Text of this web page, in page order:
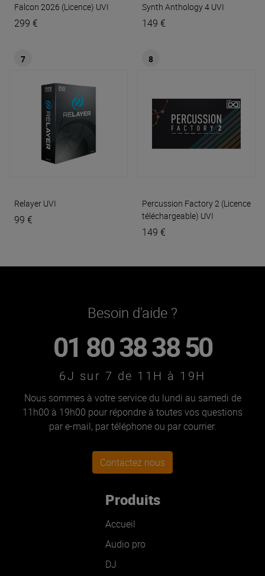
Falcon 2026 (Licence) UVI
299 €
Synth Anthology 4 UVI
149 €
7
Relayer UVI
99 €
8
Percussion Factory 2 (Licence
téléchargeable) UVI
149 €
Besoin d'aide ?
01 80 38 38 50
6J sur 7 de 11H à 19H
Nous sommes à votre service du lundi au samedi de
11h00 à 19h00 pour répondre à toutes vos questions
par e-mail, par téléphone ou par courrier.
Contactez nous
Produits
Accueil
Audio pro
DJ